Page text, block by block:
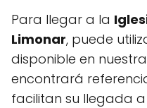
Para llegar a la
Limonar, puede
disponible en
encontrará
facilitan su llegada